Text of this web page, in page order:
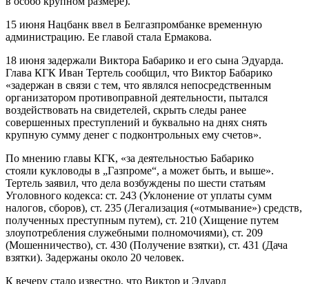
15 июня Нацбанк ввел в Белгазпромбанке временную
администрацию. Ее главой стала Ермакова.
18 июня задержали Виктора Бабарико и его сына Эдуарда.
Глава КГК Иван Тертель сообщил, что Виктор Бабарико
«задержан в связи с тем, что являлся непосредственным
организатором противоправной деятельности, пытался
воздействовать на свидетелей, скрыть следы ранее
совершенных преступлений и буквально на днях снять
крупную сумму денег с подконтрольных ему счетов».
По мнению главы КГК, «за деятельностью Бабарико
стояли кукловоды в „Газпроме“, а может быть, и выше».
Тертель заявил, что дела возбуждены по шести статьям
Уголовного кодекса: ст. 243 (Уклонение от уплаты сумм
налогов, сборов), ст. 235 (Легализация («отмывание») средств,
полученных преступным путем), ст. 210 (Хищение путем
злоупотребления служебными полномочиями), ст. 209
(Мошенничество), ст. 430 (Получение взятки), ст. 431 (Дача
взятки). Задержаны около 20 человек.
К вечеру стало известно, что Виктор и Эдуард